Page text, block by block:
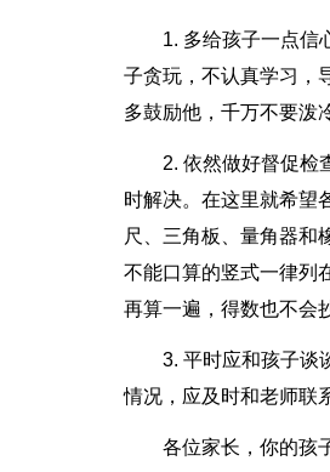
1. 多给孩子一点信
子贪玩，不认真学习，
多鼓励他，千万不要泼
2. 依然做好督促检
时解决。在这里就希望
尺、三角板、量角器和
不能口算的竖式一律列
再算一遍，得数也不会
3. 平时应和孩子谈
情况，应及时和老师联
各位家长，你的孩